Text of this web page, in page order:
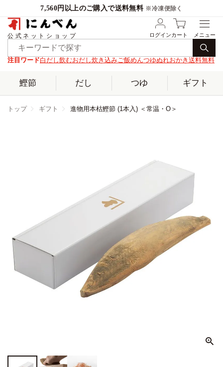
7,560円以上のご購入で送料無料 ※冷凍便除く
公式ネットショップ ログインカート
注目ワード白だし飲むおだし炊き込みご飯めんつゆぬれおかき 送料無料
鰹節 だし つゆ ギフト
トップ ギフト 進物用本枯鰹節 (1本入) ＜常温・O＞